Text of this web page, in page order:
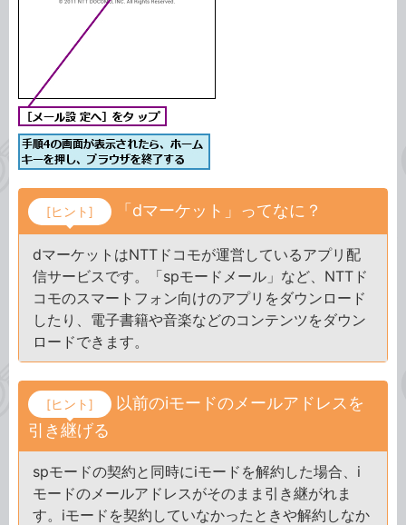
[ヒント] 「dマーケット」ってなに？
dマーケットはNTTドコモが運営しているアプリ配
信サービスです。「spモードメール」など、NTTド
コモのスマートフォン向けのアプリをダウンロード
したり、電子書籍や音楽などのコンテンツをダウン
ロードできます。
[ヒント]
以前のiモードのメールアドレスを
引き継げる
spモードの契約と同時にiモードを解約した場合、i
モードのメールアドレスがそのまま引き継がれま
す。iモードを契約していなかったときや解約しなか